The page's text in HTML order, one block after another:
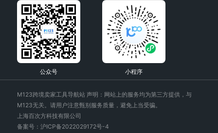
公众号 小程序
M123跨境卖家工具导航站 声明：网站上的服务均为第三方提供，与
M123无关。请用户注意甄别服务质量，避免上当受骗。
上海百次方科技有限公司
备案号：沪ICP备2022029172号-4